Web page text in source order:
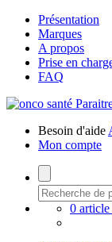
Présentation
Marques
A propos
Prise en
FAQ
Besoin d'aide
Mon compte
0 article